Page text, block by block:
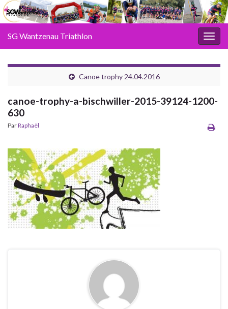
SG Wantzenau Triathlon
Canoe trophy 24.04.2016
canoe-trophy-a-bischwiller-2015-39124-1200-
630
ParRaphaël